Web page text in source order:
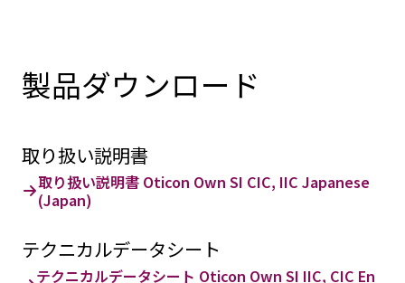
製品ダウンロード
取り扱い説明書
取り扱い説明書 Oticon Own SI CIC, IIC Japanese
(Japan)
テクニカルデータシート
テクニカルデータシート Oticon Own SI IIC, CIC En